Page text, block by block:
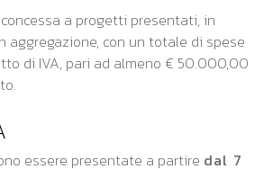
concessa a progetti presentati, in
aggregazione, con un totale di spese
di IVA, pari ad almeno € 50.000,00
essere presentate a partire dal 7